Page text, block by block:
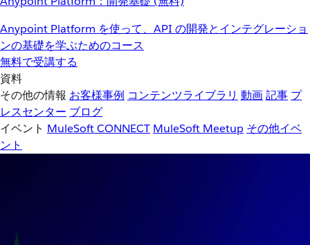
Anypoint Platform を使って、API の開発とインテグレーショ
ンの基礎を学ぶためのコース
無料で受講する
資料
その他の情報 お客様事例 コンテンツライブラリ 動画記事 プ
レスセンター ブログ
イベント MuleSoft CONNECT MuleSoft Meetup その他イベ
ント